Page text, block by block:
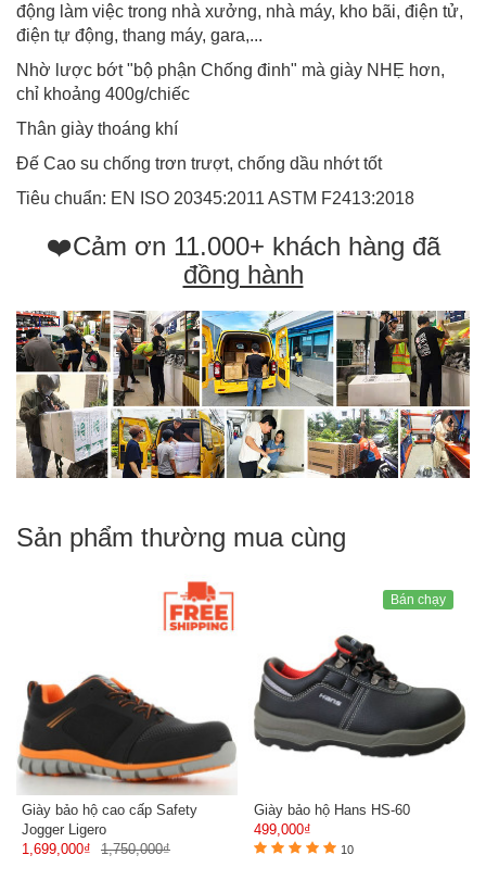
động làm việc trong nhà xưởng, nhà máy, kho bãi, điện tử,
điện tự động, thang máy, gara,...
Nhờ lược bớt "bộ phận Chống đinh" mà giày NHẸ hơn,
chỉ khoảng 400g/chiếc
Thân giày thoáng khí
Đế Cao su chống trơn trượt, chống dầu nhớt tốt
Tiêu chuẩn: EN ISO 20345:2011 ASTM F2413:2018
❤️Cảm ơn 11.000+ khách hàng đã
đồng hành
Sản phẩm thường mua cùng
Giày bảo hộ cao cấp Safety
Jogger Ligero
1,699,000₫
1,750,000₫
Bán chạy
Giày bảo hộ Hans HS-60
499,000₫
10